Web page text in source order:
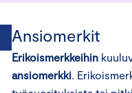
Ansiomerkit
Erikoismerkkeihin
ansiomerkki.